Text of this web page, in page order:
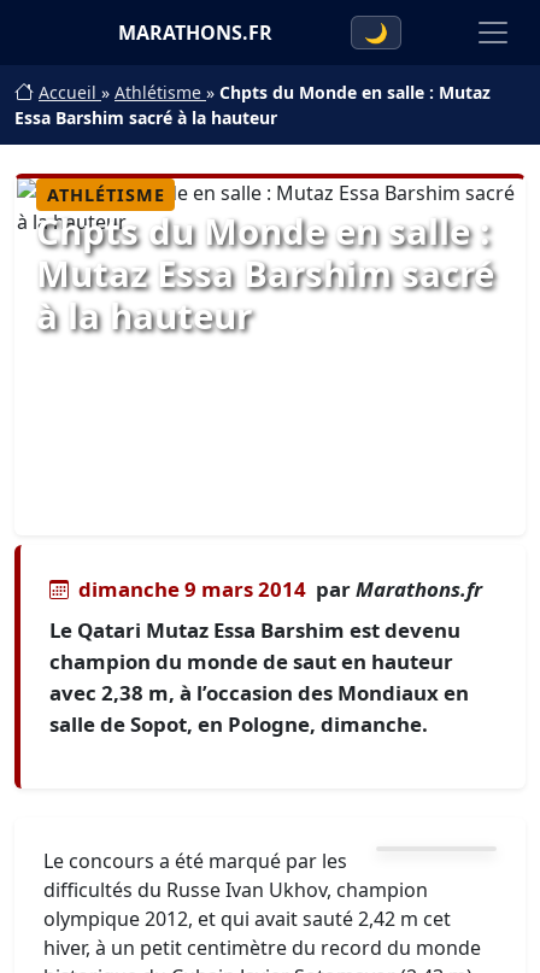
MARATHONS.FR 🌙
Accueil » Athlétisme » Chpts du Monde en salle : Mutaz
Essa Barshim sacré à la hauteur
ATHLÉTISME
Chpts du Monde en salle :
Mutaz Essa Barshim sacré
à la hauteur
dimanche 9 mars 2014 parMarathons.fr
Le Qatari Mutaz Essa Barshim est devenu
champion du monde de saut en hauteur
avec 2,38 m, à l’occasion des Mondiaux en
salle de Sopot, en Pologne, dimanche.
Le concours a été marqué par les
difficultés du Russe Ivan Ukhov, champion
olympique 2012, et qui avait sauté 2,42 m cet
hiver, à un petit centimètre du record du monde